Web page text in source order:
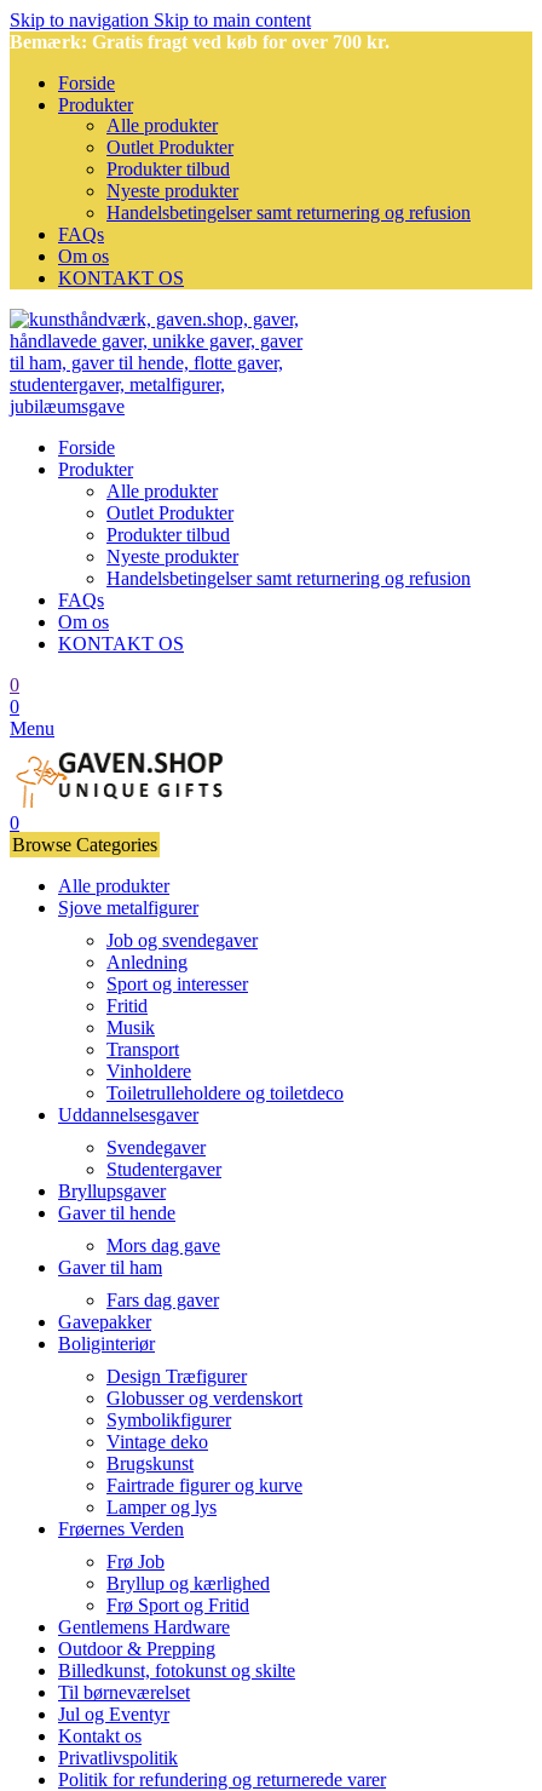
Skip to navigation Skip to main content
Bemærk: Gratis fragt ved køb for over 700 kr.
Forside
Produkter
Alle produkter
Outlet Produkter
Produkter tilbud
Nyeste produkter
Handelsbetingelser samt returnering og refusion
FAQs
Om os
KONTAKT OS
Forside
Produkter
Alle produkter
Outlet Produkter
Produkter tilbud
Nyeste produkter
Handelsbetingelser samt returnering og refusion
FAQs
Om os
KONTAKT OS
0
0
Menu
0
Browse Categories
Alle produkter
Sjove metalfigurer
Job og svendegaver
Anledning
Sport og interesser
Fritid
Musik
Transport
Vinholdere
Toiletrulleholdere og toiletdeco
Uddannelsesgaver
Svendegaver
Studentergaver
Bryllupsgaver
Gaver til hende
Mors dag gave
Gaver til ham
Fars dag gaver
Gavepakker
Boliginteriør
Design Træfigurer
Globusser og verdenskort
Symbolikfigurer
Vintage deko
Brugskunst
Fairtrade figurer og kurve
Lamper og lys
Frøernes Verden
Frø Job
Bryllup og kærlighed
Frø Sport og Fritid
Gentlemens Hardware
Outdoor & Prepping
Billedkunst, fotokunst og skilte
Til børneværelset
Jul og Eventyr
Kontakt os
Privatlivspolitik
Politik for refundering og returnerede varer